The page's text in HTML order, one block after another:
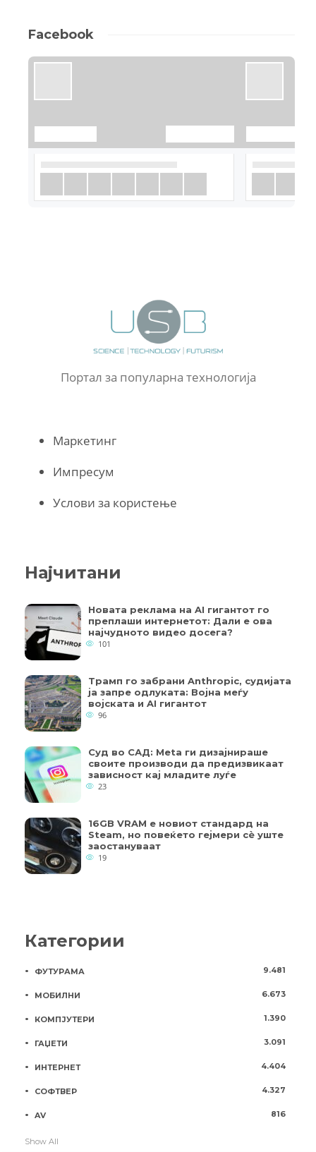
Facebook
Портал за популарна технологија
Маркетинг
Импресум
Услови за користење
Најчитани
Новата реклама на AI гигантот го
преплаши интернетот: Дали е ова
најчудното видео досега?
101
Трамп го забрани Anthropic, судијата
ја запре одлуката: Војна меѓу
војската и AI гигантот
96
Суд во САД: Meta ги дизајнираше
своите производи да предизвикаат
зависност кај младите луѓе
23
16GB VRAM е новиот стандард на
Steam, но повеќето гејмери ​​сè уште
заостануваат
19
Категории
ФУТУРАМА 9.481
МОБИЛНИ 6.673
КОМПЈУТЕРИ 1.390
ГАЏЕТИ 3.091
ИНТЕРНЕТ 4.404
СОФТВЕР 4.327
AV 816
Show All